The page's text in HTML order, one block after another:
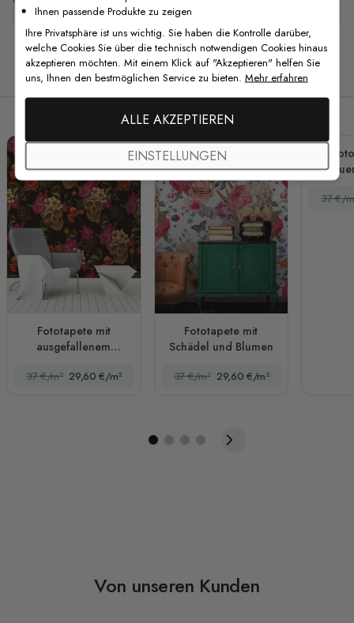
Verwandte Produkte
Fototapete mit
ausgefallenem
37 €/m² 29,60 €/m²
Fototapete mit
Schädel und Blumen
37 €/m² 29,60 €/m²
37 €/
Von unseren Kunden
Ihnen passende Produkte zu zeigen
Ihre Privatsphäre ist uns wichtig. Sie haben die Kontrolle darüber,
welche Cookies Sie über die technisch notwendigen Cookies hinaus
akzeptieren möchten. Mit einem Klick auf "Akzeptieren" helfen Sie
uns, Ihnen den bestmöglichen Service zu bieten. Mehr erfahren
ALLE AKZEPTIEREN
EINSTELLUNGEN